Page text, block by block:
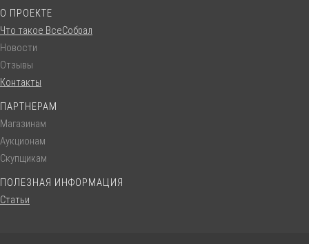
О ПРОЕКТЕ
Что такое ВсеСобрал
Новости
Отзывы
Контакты
ПАРТНЕРАМ
Магазинам
Аукционам
Скупщикам
ПОЛЕЗНАЯ ИНФОРМАЦИЯ
Статьи